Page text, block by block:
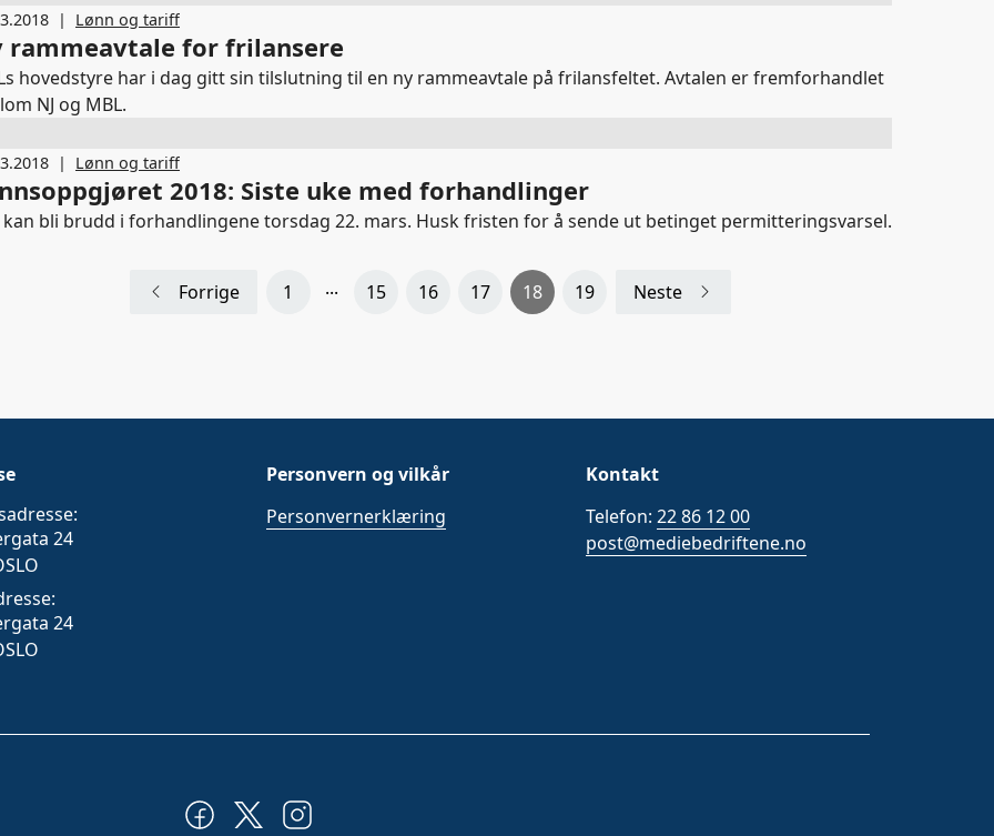
| Lønn og tariff
rammeavtale for frilansere
hovedstyre har i dag gitt sin tilslutning til en ny rammeavtale på frilansfeltet. Avtalen er fremforhandlet
NJ og MBL.
| Lønn og tariff
2018: Siste uke med forhandlinger
kan bli brudd i forhandlingene torsdag 22. mars. Husk fristen for å sende ut betinget permitteringsvarsel.
Forrige 1 ... 15 16 17 18 19 Neste
24
24
Personvern og vilkår
Personvernerklæring
Kontakt
Telefon: 22 86 12 00
post@mediebedriftene.no